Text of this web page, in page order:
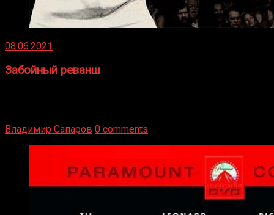
08.06.2021
Забойный реванш
Владимир Сапаров 0 comments